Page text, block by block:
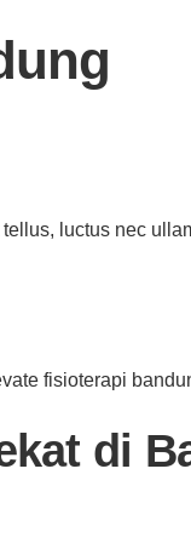
luctus nec
fisioterapi
di